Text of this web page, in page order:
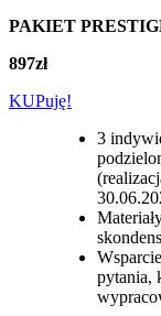
PAKIET
897zł
KUPuję!
3
pytania,